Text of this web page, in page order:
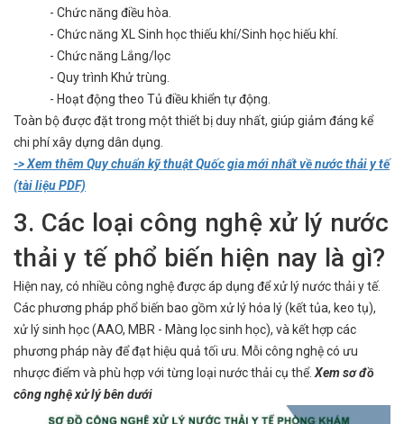
- Chức năng điều hòa.
- Chức năng XL Sinh học thiếu khí/Sinh học hiếu khí.
- Chức năng Lắng/lọc
- Quy trình Khử trùng.
- Hoạt động theo Tủ điều khiển tự động.
Toàn bộ được đặt trong một thiết bị duy nhất, giúp giảm đáng kể
chi phí xây dựng dân dụng.
-> Xem thêm Quy chuẩn kỹ thuật Quốc gia mới nhất về nước thải y tế
(tài liệu PDF)
3. Các loại công nghệ xử lý nước
thải y tế phổ biến hiện nay là gì?
Hiện nay, có nhiều công nghệ được áp dụng để xử lý nước thải y tế.
Các phương pháp phổ biến bao gồm xử lý hóa lý (kết tủa, keo tụ),
xử lý sinh học (AAO, MBR - Màng lọc sinh học), và kết hợp các
phương pháp này để đạt hiệu quả tối ưu. Mỗi công nghệ có ưu
nhược điểm và phù hợp với từng loại nước thải cụ thể. Xem sơ đồ
công nghệ xử lý bên dưới